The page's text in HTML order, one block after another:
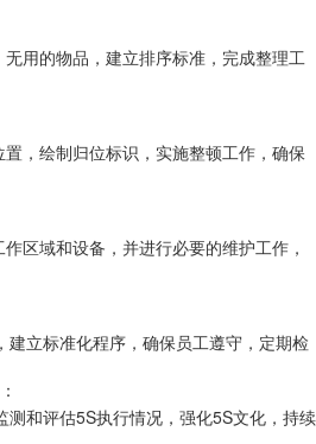
用的物品，建立排序标准，完成整理工
，绘制归位标识，实施整顿工作，确保
区域和设备，并进行必要的维护工作，
立标准化程序，确保员工遵守，定期检
测和评估5S执行情况，强化5S文化，持续